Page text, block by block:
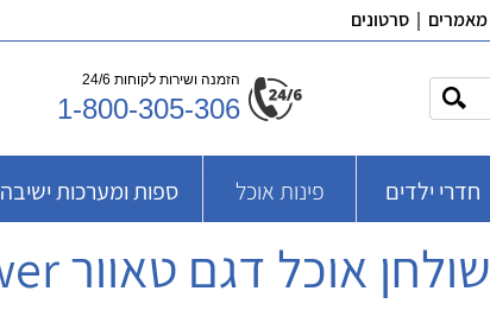
מאמרים | סרטונים
הזמנה ושירות לקוחות 24/6
1-800-305-306
חדרי ילדים פינות אוכל ספות ומערכות ישיבה
שולחן אוכל דגם טאוור tower